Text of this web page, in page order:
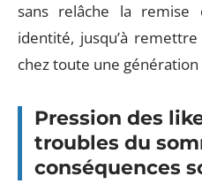
sans relâche la
identité, jusqu’à
chez toute une
Pression des
troubles du
conséquences